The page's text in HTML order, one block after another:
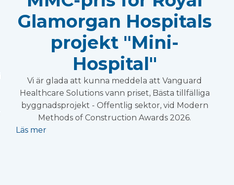
Glamorgan Hospitals
projekt "Mini-
Hospital"
Vi är glada att kunna meddela att Vanguard
Healthcare Solutions vann priset, Bästa tillfälliga
byggnadsprojekt - Offentlig sektor, vid Modern
Methods of Construction Awards 2026.
Läs mer